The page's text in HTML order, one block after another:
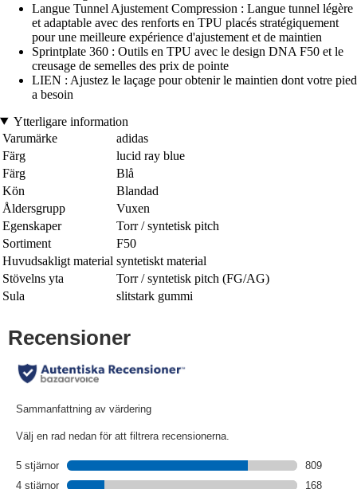
Langue Tunnel Ajustement Compression : Langue tunnel légère
et adaptable avec des renforts en TPU placés stratégiquement
pour une meilleure expérience d'ajustement et de maintien
Sprintplate 360 : Outils en TPU avec le design DNA F50 et le
creusage de semelles des prix de pointe
LIEN : Ajustez le laçage pour obtenir le maintien dont votre pied
a besoin
Ytterligare information
Varumärke
adidas
Färg
lucid ray blue
Färg
Blå
Kön
Blandad
Åldersgrupp
Vuxen
Egenskaper
Torr / syntetisk pitch
Sortiment
F50
Huvudsakligt material syntetiskt material
Stövelns yta
Torr / syntetisk pitch (FG/AG)
Sula
slitstark gummi